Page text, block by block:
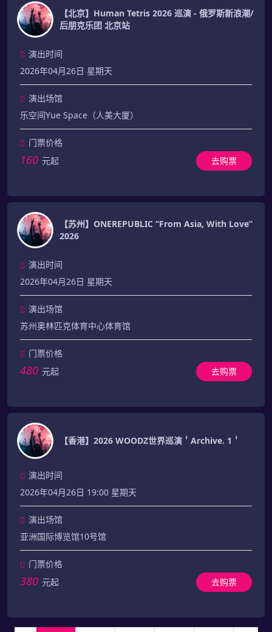
【北京】Human Tetris 2026 巡演 - 俄罗斯新浪潮/
后朋克乐团 北京站
演出时间
2026年04月26日 星期天
演出场馆
乐空间Yue Space（人美大厦）
门票价格
160 元起 去购票
【苏州】ONEREPUBLIC “From Asia, With Love”
2026
演出时间
2026年04月26日 星期天
演出场馆
苏州奥林匹克体育中心体育馆
门票价格
480 元起 去购票
【香港】2026 WOODZ世界巡演＇Archive. 1＇
演出时间
2026年04月26日 19:00 星期天
演出场馆
亚洲国际博览馆10号馆
门票价格
380 元起 去购票